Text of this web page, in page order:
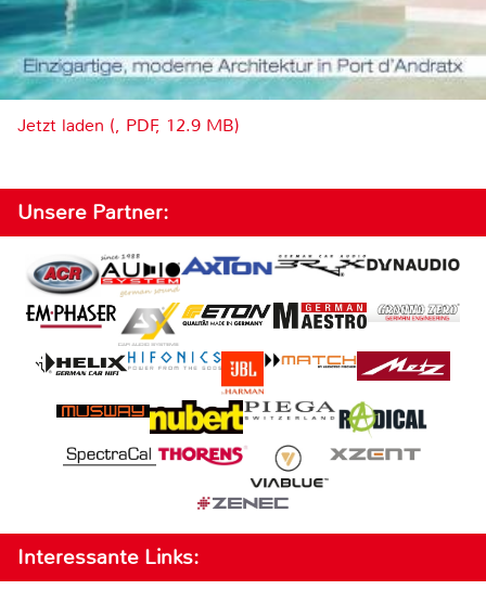
Jetzt laden (, PDF, 12.9 MB)
Unsere Partner:
Interessante Links: